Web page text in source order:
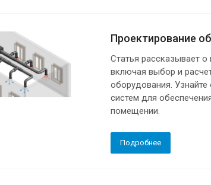
Проектирование
Статья рассказывает
включая выбор и
оборудования.
систем для
помещении.
Подробнее